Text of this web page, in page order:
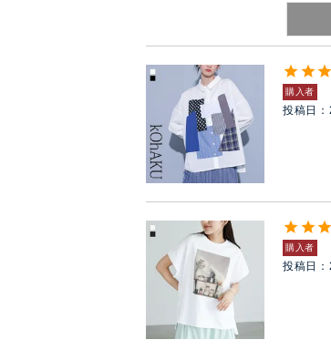
購入者
投稿日
購入者
投稿日